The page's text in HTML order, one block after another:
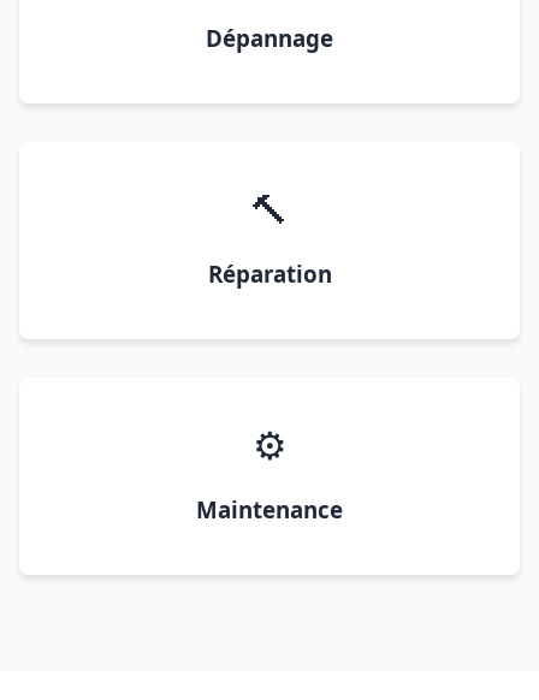
Dépannage
🔨
Réparation
⚙️
Maintenance